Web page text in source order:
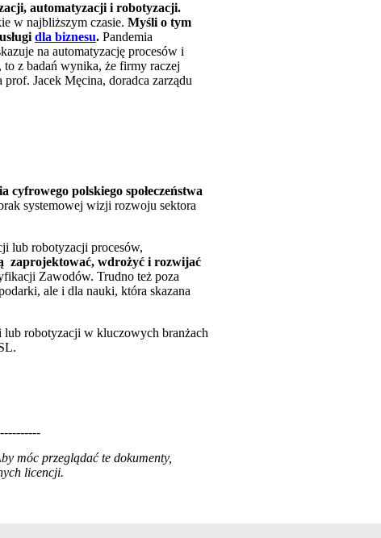
automatyzacji i robotyzacji.
w najbliższym czasie. Myśli o tym
dla biznesu. Pandemia
na automatyzację procesów i
to z badań wynika, że firmy raczej
Jacek Męcina, doradca zarządu
polskiego społeczeństwa
systemowej wizji rozwoju sektora
lub robotyzacji procesów,
zaprojektować, wdrożyć i rozwijać
Zawodów. Trudno też poza
ale i dla nauki, która skazana
robotyzacji w kluczowych branżach
móc przeglądać te dokumenty,
licencji.